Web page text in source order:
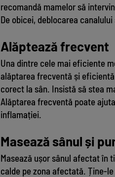
recomandă mamelor să
De obicei, deblocarea
Alăptează frecvent
Una dintre cele mai eficiente
alăptarea frecventă și
corect la sân. Insistă să stea
Alăptarea frecventă poate
inflamației.
Masează sânul și
Masează ușor sânul afectat în
calde pe zona afectată. Ține-